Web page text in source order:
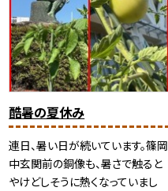
酷暑の夏休み
連日、暑い日が続いています。篠岡
中玄関前の銅像も、暑さで触ると
やけどしそうに熱くなっていまし